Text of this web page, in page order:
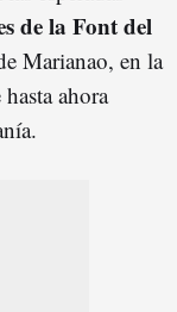
de la Font del
Marianao, en la
ahora